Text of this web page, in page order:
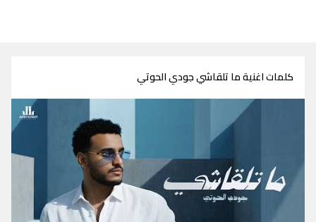
كلمات اغنية ما تلقاشي جودي الحوتي